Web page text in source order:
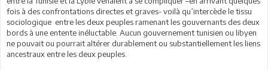
fois à des confrontations directes et graves- voilà qu’intercède le tissu
sociologique entre les deux peuples ramenant les gouvernants des deux
bords à une entente inéluctable. Aucun gouvernement tunisien ou libyen
ne pouvait ou pourrait altérer durablement ou substantiellement les liens
ancestraux entre les deux peuples.